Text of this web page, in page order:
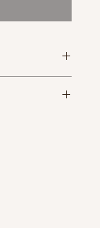
見諒。